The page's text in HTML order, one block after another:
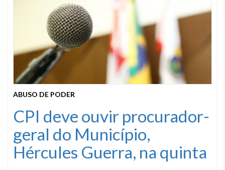
ABUSO DE PODER
CPI deve ouvir procurador-
geral do Município,
Hércules Guerra, na quinta